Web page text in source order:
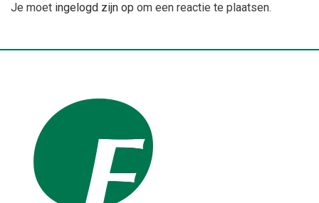
Je moet ingelogd zijn op om een reactie te plaatsen.